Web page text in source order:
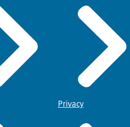
Privacy